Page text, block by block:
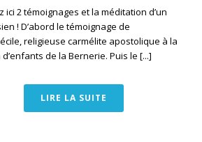
ici 2 témoignages et la méditation d’un
! D’abord le témoignage de
religieuse carmélite apostolique à la
de la Bernerie. Puis le [...]
LIRE LA SUITE